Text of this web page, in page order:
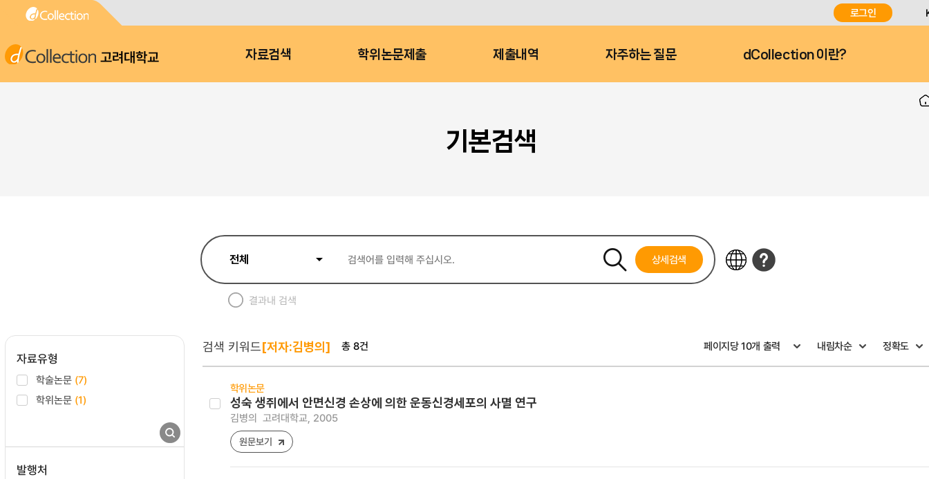
로그인
고려대학교 자료검색 학위논문제출 제출내역 자주하는 질문 dCollection 이란?
기본검색
상세검색
결과내 검색
자료유형
학술논문 (7)
학위논문 (1)
발행처
검색 키워드[저자:김병의] 총 8건
학위논문
성숙 생쥐에서 안면신경 손상에 의한 운동신경세포의 사멸 연구
김병의 고려대학교, 2005
원문보기